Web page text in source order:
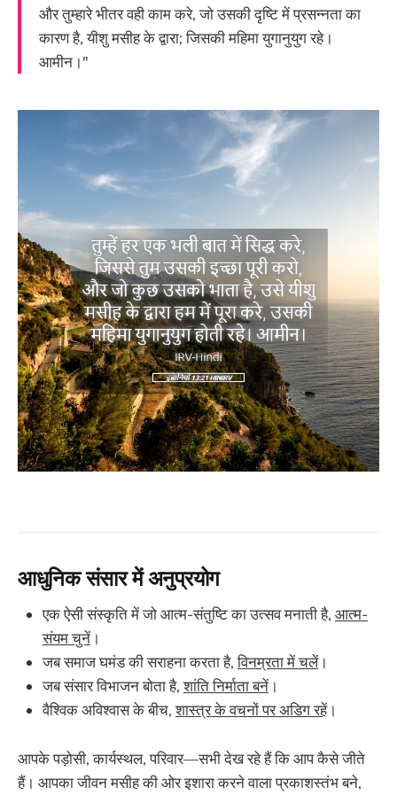
और तुम्हारे भीतर वही काम करे, जो उसकी दृष्टि में प्रसन्नता का
कारण है, यीशु मसीह के द्वारा; जिसकी महिमा युगानुयुग रहे।
आमीन।"
आधुनिक संसार में अनुप्रयोग
एक ऐसी संस्कृति में जो आत्म-संतुष्टि का उत्सव मनाती है, आत्म-
संयम चुनें ।
जब समाज घमंड की सराहना करता है,विनम्रता में चलें।
जब संसार विभाजन बोता है,शांति निर्माता बनें ।
वैश्विक अविश्वास के बीच,शास्त्र के वचनों पर अडिग रहें।
आपके पड़ोसी, कार्यस्थल, परिवार—सभी देख रहे हैं कि आप कैसे जीते
हैं। आपका जीवन मसीह की ओर इशारा करने वाला प्रकाशस्तंभ बने,